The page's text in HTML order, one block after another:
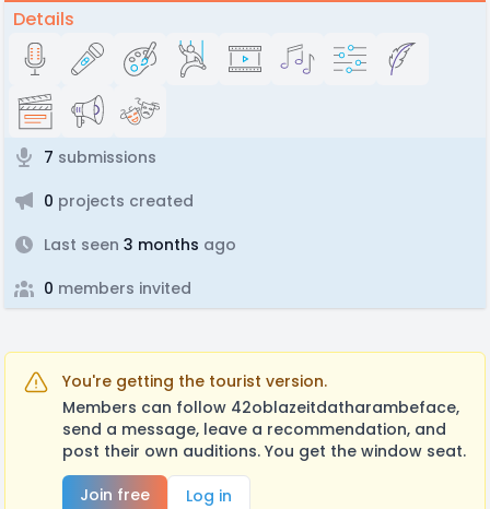
Details
7 submissions
0 projects created
Last seen 3 months ago
0 members invited
You're getting the tourist version.
Members can follow 42oblazeitdatharambeface,
send a message, leave a recommendation, and
post their own auditions. You get the window seat.
Join free
Log in